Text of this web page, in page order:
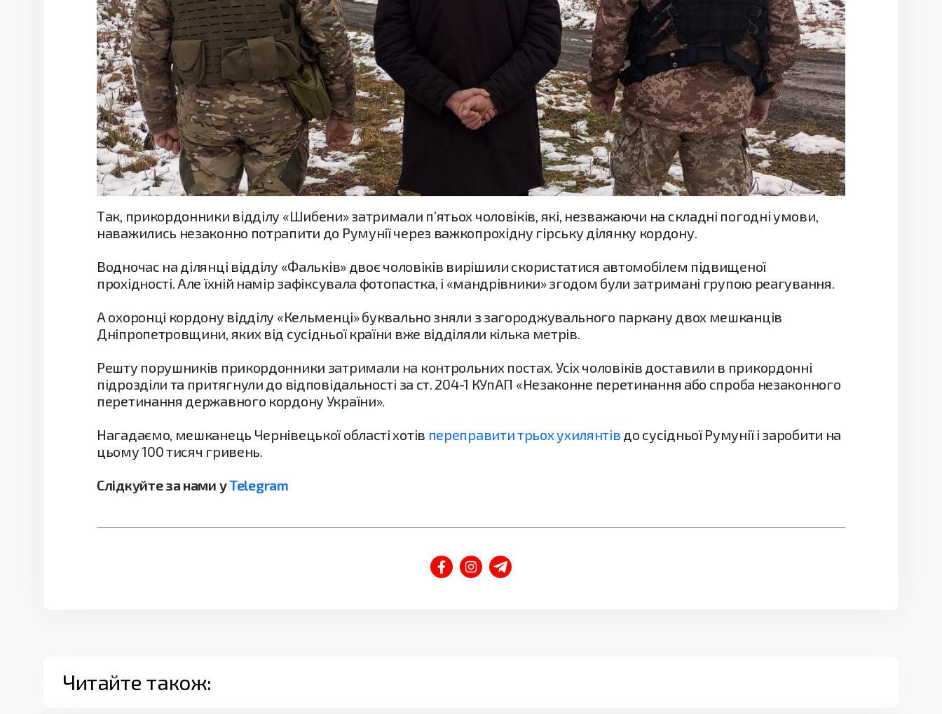
Так, прикордонники відділу «Шибени» затримали п’ятьох чоловіків, які, незважаючи на складні погодні умови,
наважились незаконно потрапити до Румунії через важкопрохідну гірську ділянку кордону.
Водночас на ділянці відділу «Фальків» двоє чоловіків вирішили скористатися автомобілем підвищеної
прохідності. Але їхній намір зафіксувала фотопастка, і «мандрівники» згодом були затримані групою реагування.
А охоронці кордону відділу «Кельменці» буквально зняли з загороджувального паркану двох мешканців
Дніпропетровщини, яких від сусідньої країни вже відділяли кілька метрів.
Решту порушників прикордонники затримали на контрольних постах. Усіх чоловіків доставили в прикордонні
підрозділи та притягнули до відповідальності за ст. 204-1 КУпАП «Незаконне перетинання або спроба незаконного
перетинання державного кордону України».
Нагадаємо, мешканець Чернівецької області хотів переправити трьох ухилянтів до сусідньої Румунії і заробити на
цьому 100 тисяч гривень.
Слідкуйте за нами уTelegram
Читайте також: